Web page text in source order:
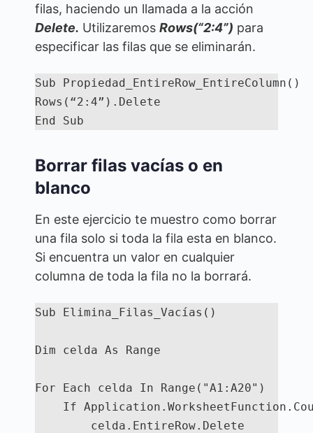
filas, haciendo un llamada a la acción
Delete. Utilizaremos Rows(“2:4”) para
especificar las filas que se eliminarán.
Sub Propiedad_EntireRow_EntireColumn()
Rows(“2:4”).Delete
End Sub
Borrar filas vacías o en
blanco
En este ejercicio te muestro como borrar
una fila solo si toda la fila esta en blanco.
Si encuentra un valor en cualquier
columna de toda la fila no la borrará.
Sub Elimina_Filas_Vacías()
Dim celda As Range
For Each celda In Range("A1:A20")
If
        celda.EntireRow.Delete